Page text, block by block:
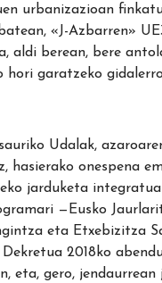
urbanizazioan
«J-Azbarren»
aldi berean, bere
hori garatzeko
Udalak,
hasierako onespena
jarduketa
—Eusko
eta Etxebizitza
2018ko
eta, gero, jendaurrean